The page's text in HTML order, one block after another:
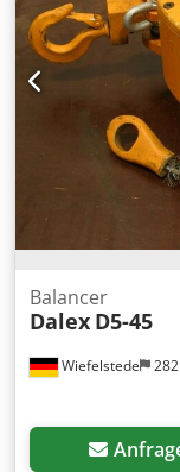
Wiefelstede
Balancer
Dalex D5-45